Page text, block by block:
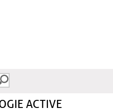
ACTIVE